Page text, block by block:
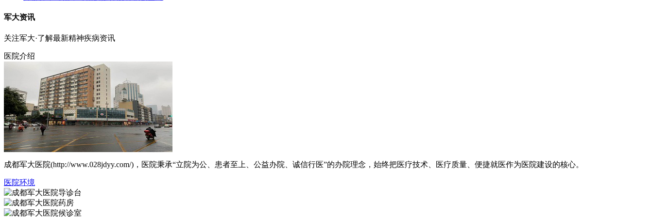
军大资讯
关注军大·了解最新精神疾病资讯
医院介绍
成都军大医院(http://www.028jdyy.com/)，医院秉承“立院为公、患者至上、公益办院、诚信行医”的办院理念，始终把医疗技术、医疗质量、便捷就医作为医院建设的核心。
医院环境